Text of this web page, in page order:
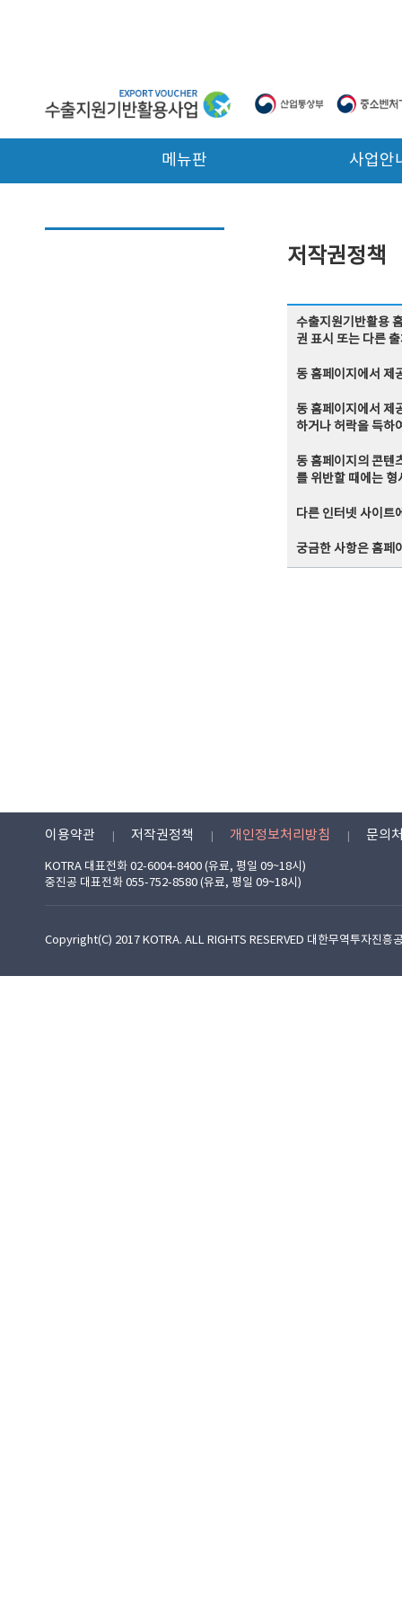
메뉴판 사업안
저작권정책
수출지원기반활용
권 표시 또는 다른
동 홈페이지에서 제
동 홈페이지에서 제
하거나 허락을 득하
동 홈페이지의 콘텐
를 위반할 때에는 형
다른 인터넷 사이트
궁금한 사항은 홈
이용약관 저작권정책 개인정보처리방침 문의
KOTRA 대표전화 02-6004-8400 (유료, 평일 09~18시)
중진공 대표전화 055-752-8580 (유료, 평일 09~18시)
Copyright(C) 2017 KOTRA. ALL RIGHTS RESERVED 대한무역투자진흥